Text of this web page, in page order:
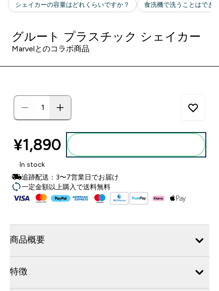
グルート プラスチック シェイカー
Marvelとのコラボ商品
¥1,890‎
In stock
追跡配送：3〜7営業日でお届け
一定金額以上購入で送料無料
商品概要
特徴